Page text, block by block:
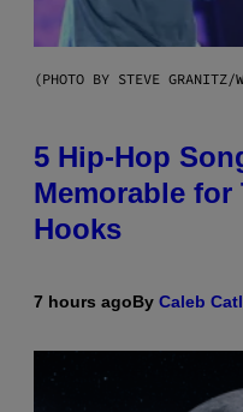
(PHOTO BY STEVE GRANITZ/
5 Hip-Hop
Memorable
Hooks
7 hours agoBy Caleb